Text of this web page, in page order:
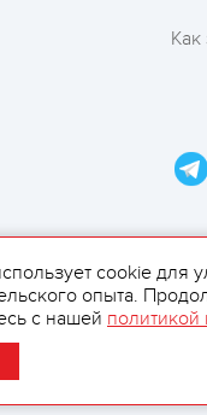
Как
cookie для
опыта.
с нашей